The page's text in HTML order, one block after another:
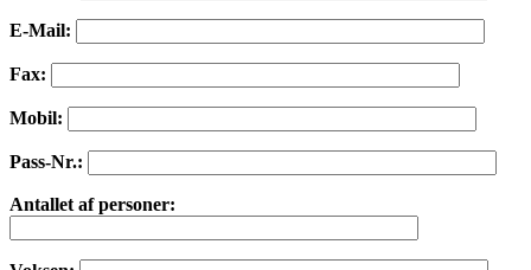
E-Mail:
Fax:
Mobil:
Pass-Nr.:
Antallet af personer: